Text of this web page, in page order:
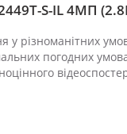
S-IL 4МП
різноманітних
погодних